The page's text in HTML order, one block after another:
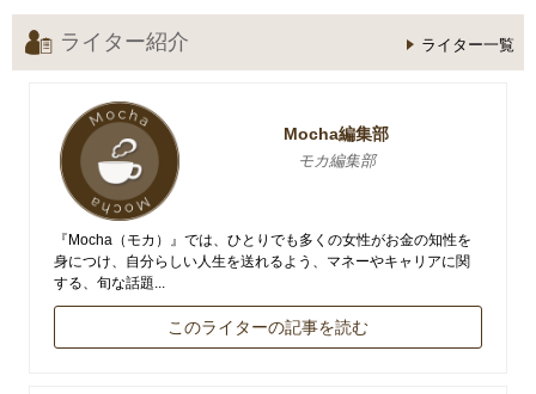
ライター紹介 ライター一覧
Mocha編集部
モカ編集部
『Mocha（モカ）』では、ひとりでも多くの女性がお金の知性を
身につけ、自分らしい人生を送れるよう、マネーやキャリアに関
する、旬な話題...
このライターの記事を読む